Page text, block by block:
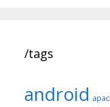
/tags
android